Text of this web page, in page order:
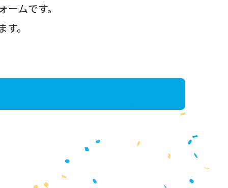
ムです。
。